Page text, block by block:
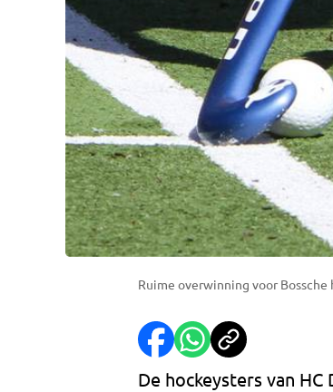
Ruime overwinning voor
De hockeysters van